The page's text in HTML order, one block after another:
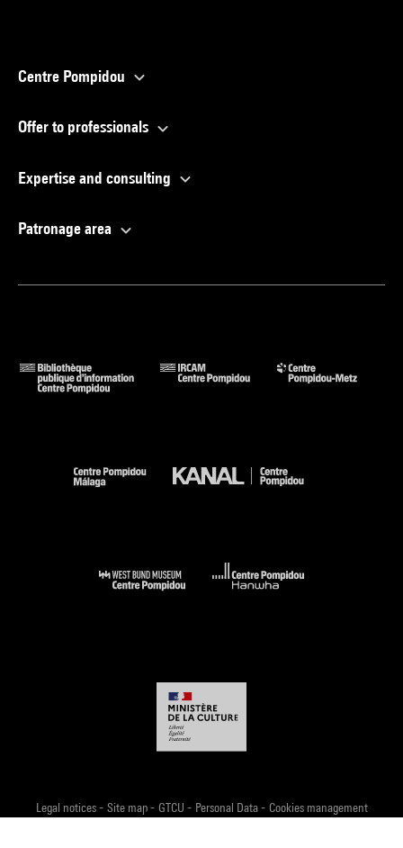
Centre Pompidou
Offer to professionals
Expertise and consulting
Patronage area
Legal notices- Site map- GTCU - Personal Data- Cookies management